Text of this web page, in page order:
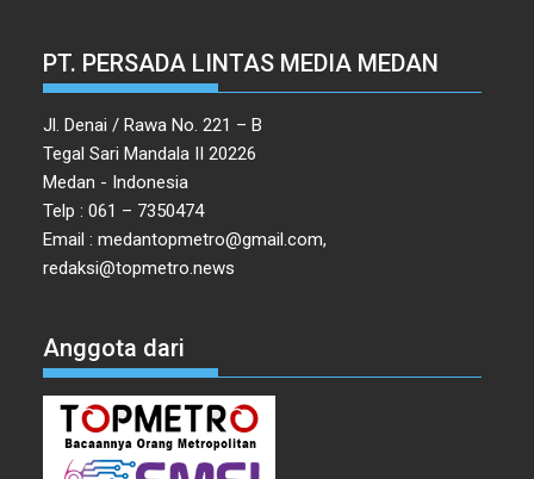
PT. PERSADA LINTAS MEDIA MEDAN
Jl. Denai / Rawa No. 221 – B
Tegal Sari Mandala II 20226
Medan - Indonesia
Telp : 061 – 7350474
Email : medantopmetro@gmail.com,
redaksi@topmetro.news
Anggota dari